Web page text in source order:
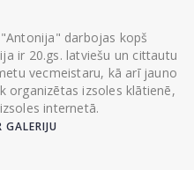
darbojas kopš
ir 20.gs. latviešu un cittautu
vecmeistaru, kā arī jauno
organizētas izsoles klātienē,
internetā.
GALERIJU